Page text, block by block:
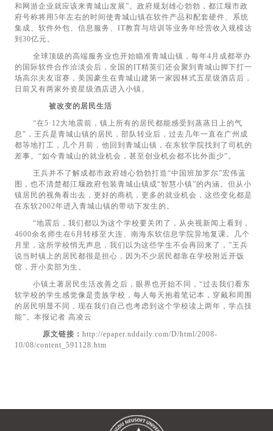
和网游企业就应该来青城山发展”。政府规划雄心勃勃，都江堰市政
府号称将用5年左右的时间使青城山镇在软件产品和配套硬件、系统
集成、软件外包、信息服务、IT教育与培训等业务年经营收入规模达
到30亿元。
全球顶级的高端服务业也开始瞄准青城山镇，每年4月成都举办
的国际软件合作洽淡会后，全国的IT精英们还会聚到青城山脚下打一
场高尔夫友谊赛，美国豪生在青城山建第一家园林式五星级酒店后，
日前又有两家外资星级酒店进入小镇。
被改变的居民生活
“在5·12大地震前，镇上所有的居民都能感受到蒸蒸日上的气
息”，王兵是青城山镇的居民，部队转业后，过去几年一直在广州成
都等地打工，几个月前，他回到青城山镇，在东软学院找到了司机的
差事。“如今青城山的就业机会，甚至创业机会都不比外面少”。
王兵并不了解成都市政府雄心勃勃打造“中国班加罗尔”宏伟蓝
图，也不清楚都江堰政府包装青城山镇成“智慧小镇”的内涵。但从小
镇居民的视角看出去，更好的商机，更多的就业机会，这些变化都是
在东软2002年进入青城山镇的带动下发生的。
“地震后，我们都以为这个学校要关闭了，从央视新闻上看到，
4600余名师生在6月转移至大连、南海东软信息学院异地复课。几个
月里，这所学校悄无声息，我们以为这些学生不会再回来了，”王兵
说当时镇上的居民都很是担心，因为不少居民都靠在学校附近开饭
馆，开小卖部为生。
小镇土著居民生活改善之后，眼界也开始不同，“过去我们看东
软学校的学生感觉像是贵族学校，每人每天抱着笔记本，穿戴和周围
的居民明显不同，现在我们自己也考虑到这个学校读上两年，学点技
能”。本报记者 高凌云
原文链接：http://epaper.nddaily.com/D/html/2008-
10/08/content_591128.htm